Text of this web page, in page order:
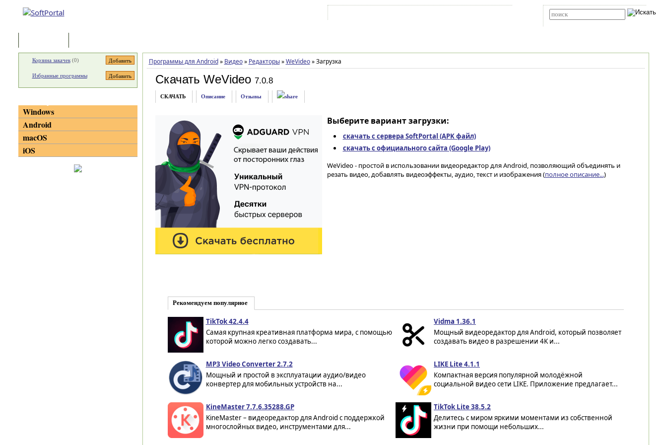
Программы для Android » Видео » Редакторы » WeVideo »Загрузка
Скачать WeVideo 7.0.8
СКАЧАТЬ Описание Отзывы
Выберите вариант загрузки:
скачать с сервера SoftPortal (APK файл)
скачать с официального сайта (Google Play)
WeVideo - простой в использовании видеоредактор для Android, позволяющий объединять и
резать видео, добавлять видеоэффекты, аудио, текст и изображения (полное описание...)
Рекомендуем популярное
TikTok 42.4.4
Самая крупная креативная платформа мира, с помощью
которой можно легко создавать...
Vidma 1.36.1
Мощный видеоредактор для Android, который позволяет
создавать видео в разрешении 4K и...
MP3 Video Converter 2.7.2
Мощный и простой в эксплуатации аудио/видео
конвертер для мобильных устройств на...
LIKE Lite 4.1.1
Компактная версия популярной молодёжной
социальной видео сети LIKE. Приложение предлагает...
KineMaster 7.7.6.35288.GP
KineMaster – видеоредактор для Android с поддержкой
многослойных видео, инструментами для...
TikTok Lite 38.5.2
Делитесь с миром яркими моментами из собственной
жизни при помощи небольших...
Корзина закачек(0)
Избранные программы
Windows
Android
macOS
iOS